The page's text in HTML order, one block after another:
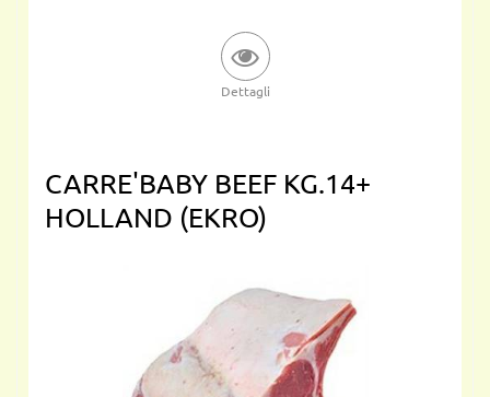
Dettagli
CARRE'BABY BEEF KG.14+
HOLLAND (EKRO)